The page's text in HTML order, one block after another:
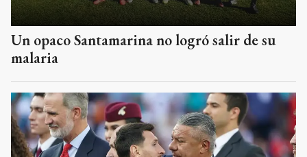
Un opaco Santamarina no logró salir de su
malaria